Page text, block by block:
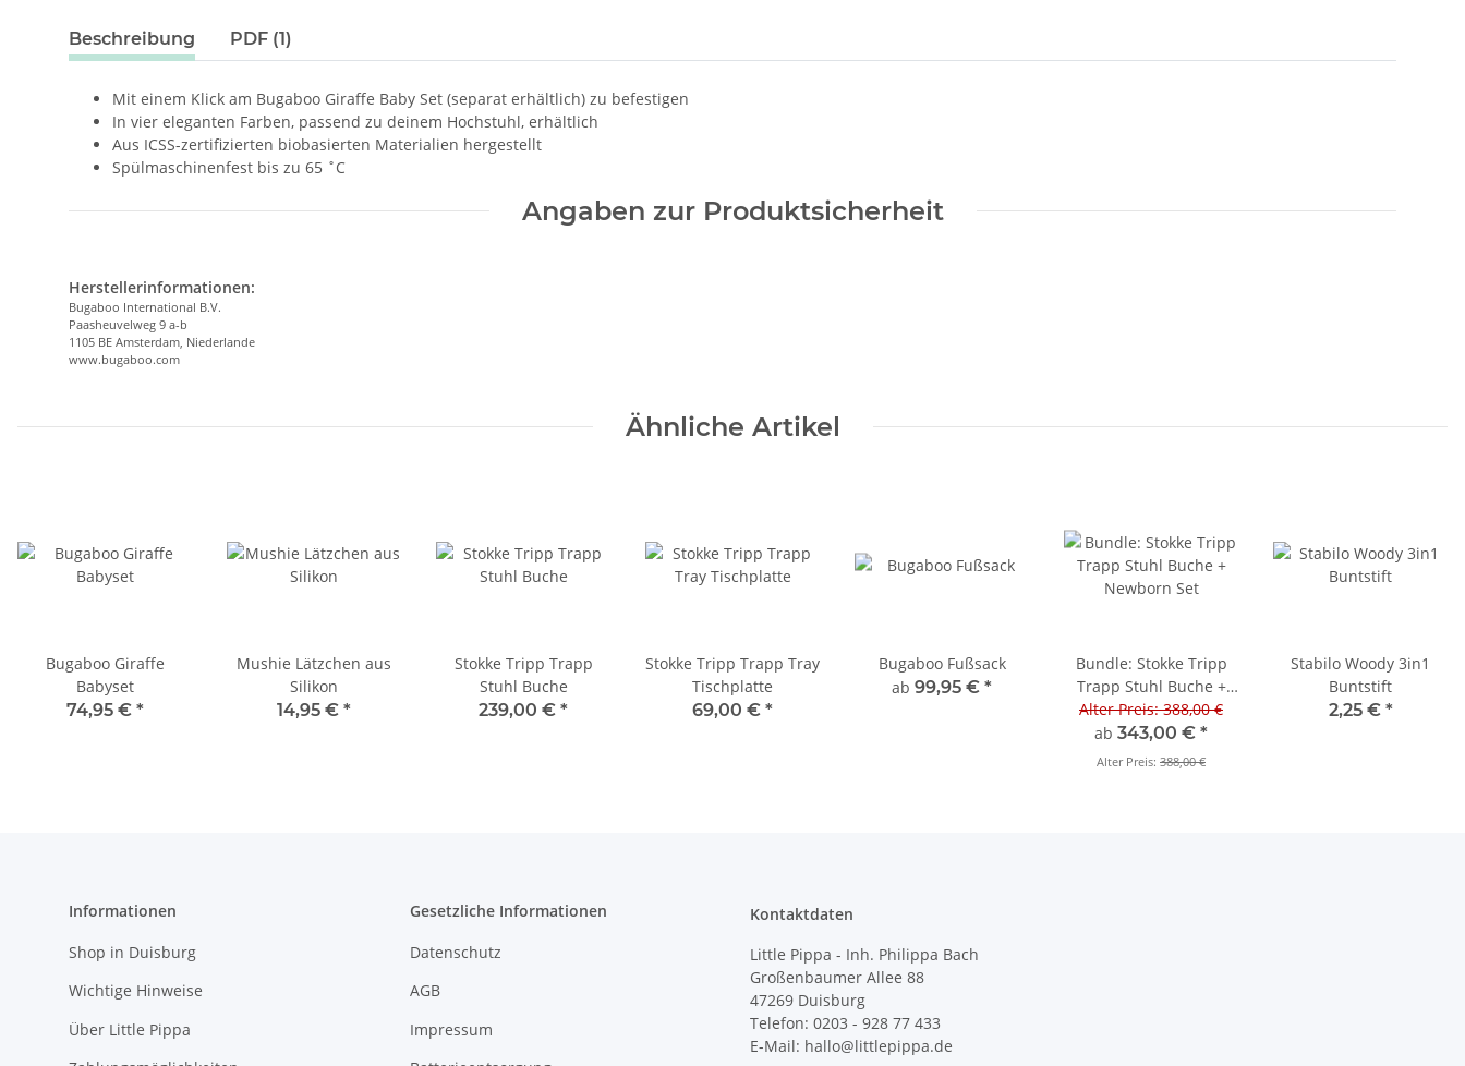
weitere Registerkarten anzeigen
Beschreibung PDF (1)
Mit einem Klick am Bugaboo Giraffe Baby Set (separat erhältlich) zu befestigen
In vier eleganten Farben, passend zu deinem Hochstuhl, erhältlich
Aus ICSS-zertifizierten biobasierten Materialien hergestellt
Spülmaschinenfest bis zu 65 ˚C
Angaben zur Produktsicherheit
Herstellerinformationen:
Bugaboo International B.V.
Paasheuvelweg 9 a-b
1105 BE Amsterdam, Niederlande
www.bugaboo.com
Ähnliche Artikel
Bugaboo Giraffe
Babyset
74,95 € *
Mushie Lätzchen aus
Silikon
14,95 € *
Stokke Tripp Trapp
Stuhl Buche
239,00 € *
Stokke Tripp Trapp Tray
Tischplatte
69,00 € *
Bugaboo Fußsack
ab 99,95 € *
Bundle: Stokke Tripp
Trapp Stuhl Buche +
Newborn Set
Alter Preis: 388,00 €
ab 343,00 € *
Alter Preis: 388,00 €
Stabilo Woody 3in1
Buntstift
2,25 € *
Informationen
Shop in Duisburg
Wichtige Hinweise
Über Little Pippa
Gesetzliche Informationen
Datenschutz
AGB
Impressum
Kontaktdaten
Little Pippa - Inh. Philippa Bach
Großenbaumer Allee 88
47269 Duisburg
Telefon: 0203 - 928 77 433
E-Mail: hallo@littlepippa.de